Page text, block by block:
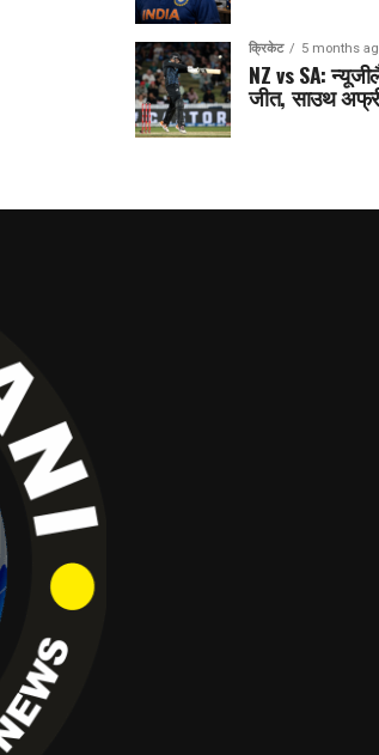
क्रिकेट 5 months
NZ vs SA:
जीत, साउथ